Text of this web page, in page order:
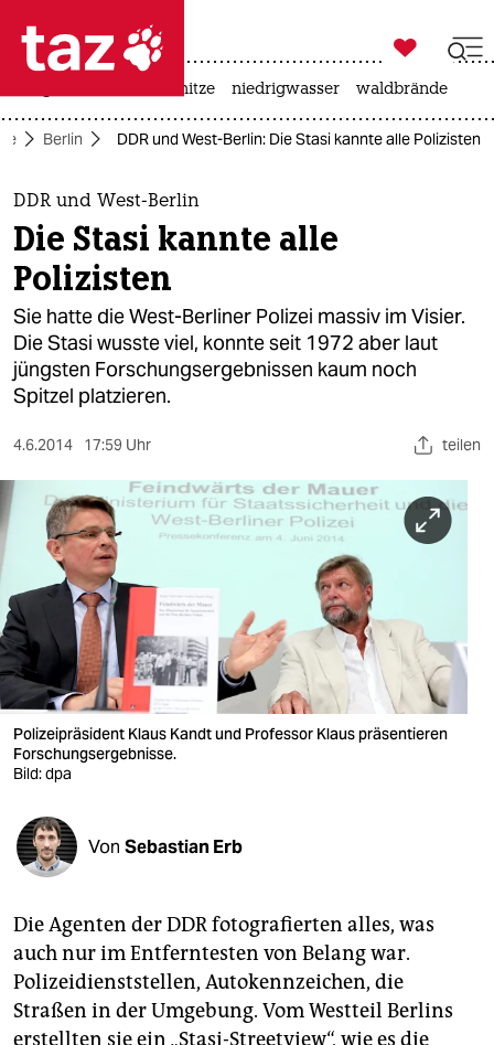
 taz zahl ich
taz zahl ich
themen
politik
öko
gesellschaft
kultur
sport
berlin
nord
wahrheit
verlag
verlag
veranstaltungen
shop
fragen & hilfe
unterstützen
genossenschaft
epaper login

taz zahl ich
hitze niedrigwasser waldbrände
Berlin DDR und West-Berlin: Die Stasi kannte alle Polizisten
DDR und West-Berlin
Die Stasi kannte alle
Polizisten
Sie hatte die West-Berliner Polizei massiv im Visier.
Die Stasi wusste viel, konnte seit 1972 aber laut
jüngsten Forschungsergebnissen kaum noch
Spitzel platzieren.
4.6.2014 17:59 Uhr teilen
Polizeipräsident Klaus Kandt und Professor Klaus präsentieren
Forschungsergebnisse.
Bild: dpa
Von Sebastian Erb
Die Agenten der DDR fotografierten alles, was
auch nur im Entferntesten von Belang war.
Polizeidienststellen, Autokennzeichen, die
Straßen in der Umgebung. Vom Westteil Berlins
erstellten sie ein „Stasi-Streetview“, wie es die